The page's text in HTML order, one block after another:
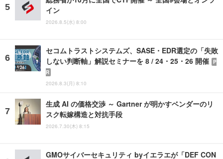
イン
2026.8.5(水) 8:00
セコムトラストシステムズ、SASE・EDR選定の「失敗
しない判断軸」解説セミナーを 8 / 24・25・26 開催 P
R
2026.8.3(月) 8:10
生成 AI の価格交渉 ～ Gartner が明かすベンダーのリ
スク転嫁構造と対抗手段
2026.7.30(木) 8:15
GMOサイバーセキュリティ byイエラエが「DEF CON